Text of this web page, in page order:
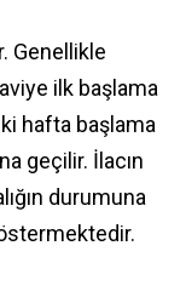
Genellikle
ilk başlama
hafta başlama
geçilir. İlacın
durumuna